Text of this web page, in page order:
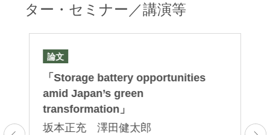
ター・セミナー／講演等
論文
「Storage battery opportunities
amid Japan’s green
transformation」
坂本正充 澤田健太郎